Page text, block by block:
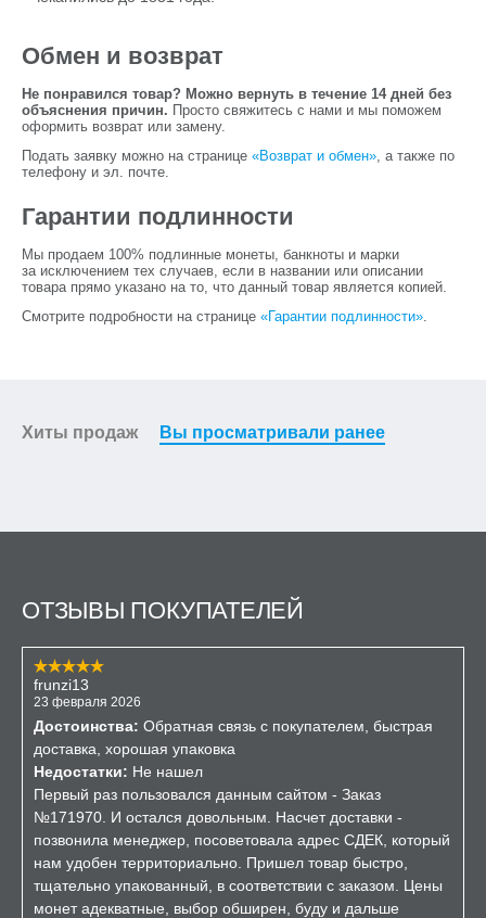
Обмен и возврат
Не понравился товар? Можно вернуть в течение 14 дней без
объяснения причин. Просто свяжитесь с нами и мы поможем
оформить возврат или замену.
Подать заявку можно на странице «Возврат и обмен», а также по
телефону и эл. почте.
Гарантии подлинности
Мы продаем 100% подлинные монеты, банкноты и марки
за исключением тех случаев, если в названии или описании
товара прямо указано на то, что данный товар является копией.
Смотрите подробности на странице «Гарантии подлинности».
Хиты продаж Вы просматривали ранее
ОТЗЫВЫ ПОКУПАТЕЛЕЙ
frunzi13
23 февраля 2026
Достоинства: Обратная связь с покупателем, быстрая
доставка, хорошая упаковка
Недостатки: Не нашел
Первый раз пользовался данным сайтом - Заказ
№171970. И остался довольным. Насчет доставки -
позвонила менеджер, посоветовала адрес СДЕК, который
нам удобен территориально. Пришел товар быстро,
тщательно упакованный, в соответствии с заказом. Цены
монет адекватные, выбор обширен, буду и дальше